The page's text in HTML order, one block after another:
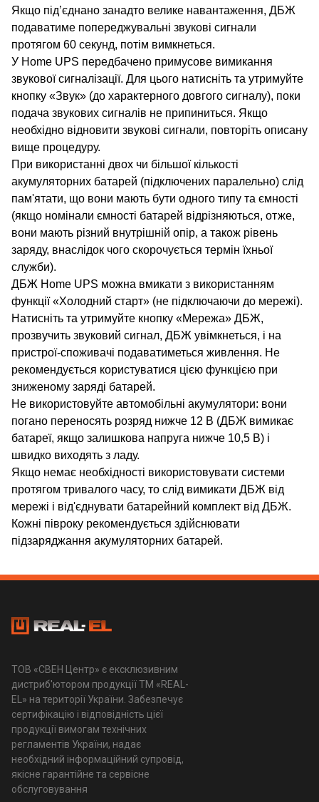
Якщо під’єднано занадто велике навантаження, ДБЖ
подаватиме попереджувальні звукові сигнали
протягом 60 секунд, потім вимкнеться.
У Home UPS передбачено примусове вимикання
звукової сигналізації. Для цього натисніть та утримуйте
кнопку «Звук» (до характерного довгого сигналу), поки
подача звукових сигналів не припиниться. Якщо
необхідно відновити звукові сигнали, повторіть описану
вище процедуру.
При використанні двох чи більшої кількості
акумуляторних батарей (підключених паралельно) слід
пам'ятати, що вони мають бути одного типу та ємності
(якщо номінали ємності батарей відрізняються, отже,
вони мають різний внутрішній опір, а також рівень
заряду, внаслідок чого скорочується термін їхньої
служби).
ДБЖ Home UPS можна вмикати з використанням
функції «Холодний старт» (не підключаючи до мережі).
Натисніть та утримуйте кнопку «Мережа» ДБЖ,
прозвучить звуковий сигнал, ДБЖ увімкнеться, і на
пристрої-споживачі подаватиметься живлення. Не
рекомендується користуватися цією функцією при
зниженому заряді батарей.
Не використовуйте автомобільні акумулятори: вони
погано переносять розряд нижче 12 В (ДБЖ вимикає
батареї, якщо залишкова напруга нижче 10,5 В) і
швидко виходять з ладу.
Якщо немає необхідності використовувати системи
протягом тривалого часу, то слід вимикати ДБЖ від
мережі і від'єднувати батарейний комплект від ДБЖ.
Кожні півроку рекомендується здійснювати
підзаряджання акумуляторних батарей.
ТОВ «СВЕН Центр» є ексклюзивним
дистриб'ютором продукції ТМ «REAL-
EL» на території України. Забезпечує
сертифікацію і відповідність цієї
продукції вимогам технічних
регламентів України, надає
необхідний інформаційний супровід,
якісне гарантійне та сервісне
обслуговування